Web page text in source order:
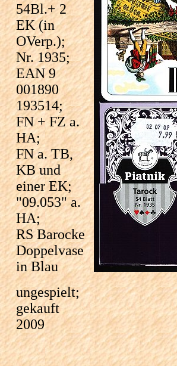
54Bl.+ 2
EK (in
OVerp.);
Nr. 1935;
EAN 9
001890
193514;
FN + FZ a.
HA;
FN a. TB,
KB und
einer EK;
"09.053" a.
HA;
RS Barocke
Doppelvase
in Blau
ungespielt;
gekauft
2009